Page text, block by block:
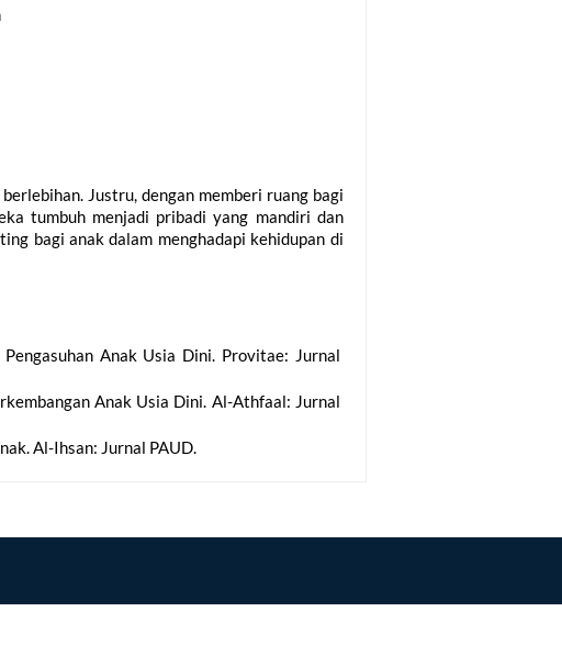
Justru, dengan memberi ruang bagi
tumbuh menjadi pribadi yang mandiri dan
bagi anak dalam menghadapi kehidupan di
Anak Usia Dini. Provitae: Jurnal
Anak Usia Dini. Al-Athfaal: Jurnal
Al-Ihsan: Jurnal PAUD.